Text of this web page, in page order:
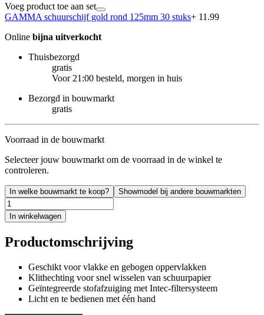
Voeg product toe aan set
GAMMA schuurschijf gold rond 125mm 30 stuks+ 11.99
Online bijna uitverkocht
Thuisbezorgd
gratis
Voor 21:00 besteld, morgen in huis
Bezorgd in bouwmarkt
gratis
Voorraad in de bouwmarkt
Selecteer jouw bouwmarkt om de voorraad in de winkel te
controleren.
In welke bouwmarkt te koop? Showmodel bij andere bouwmarkten
In winkelwagen
Productomschrijving
Geschikt voor vlakke en gebogen oppervlakken
Klithechting voor snel wisselen van schuurpapier
Geïntegreerde stofafzuiging met Intec-filtersysteem
Licht en te bedienen met één hand